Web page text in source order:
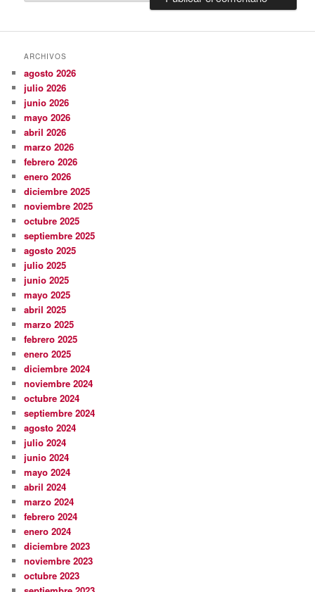
ARCHIVOS
agosto 2026
julio 2026
junio 2026
mayo 2026
abril 2026
marzo 2026
febrero 2026
enero 2026
diciembre 2025
noviembre 2025
octubre 2025
septiembre 2025
agosto 2025
julio 2025
junio 2025
mayo 2025
abril 2025
marzo 2025
febrero 2025
enero 2025
diciembre 2024
noviembre 2024
octubre 2024
septiembre 2024
agosto 2024
julio 2024
junio 2024
mayo 2024
abril 2024
marzo 2024
febrero 2024
enero 2024
diciembre 2023
noviembre 2023
octubre 2023